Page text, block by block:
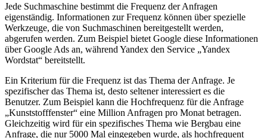
Jede Suchmaschine bestimmt die Frequenz der Anfragen
eigenständig. Informationen zur Frequenz können über spezielle
Werkzeuge, die von Suchmaschinen bereitgestellt werden,
abgerufen werden. Zum Beispiel bietet Google diese Informationen
über Google Ads an, während Yandex den Service „Yandex
Wordstat“ bereitstellt.
Ein Kriterium für die Frequenz ist das Thema der Anfrage. Je
spezifischer das Thema ist, desto seltener interessiert es die
Benutzer. Zum Beispiel kann die Hochfrequenz für die Anfrage
„Kunststofffenster“ eine Million Anfragen pro Monat betragen.
Gleichzeitig wird für ein spezifisches Thema wie Bergbau eine
Anfrage, die nur 5000 Mal eingegeben wurde, als hochfrequent